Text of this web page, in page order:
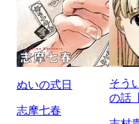
ぬいの式日
志摩七春
そう
の話